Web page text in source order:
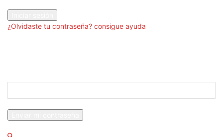
¿Olvidaste tu contraseña? consigue ayuda